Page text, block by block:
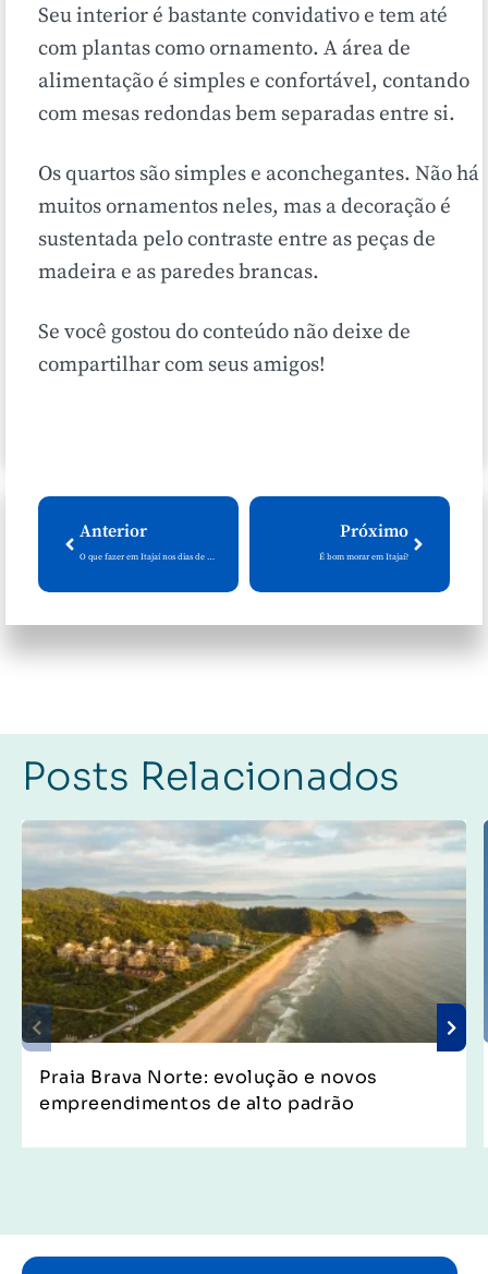
Seu interior é bastante convidativo e tem até
com plantas como ornamento. A área de
alimentação é simples e confortável, contando
com mesas redondas bem separadas entre si.
Os quartos são simples e aconchegantes. Não há
muitos ornamentos neles, mas a decoração é
sustentada pelo contraste entre as peças de
madeira e as paredes brancas.
Se você gostou do conteúdo não deixe de
compartilhar com seus amigos!
Anterior
O que fazer em Itajaí nos dias de chuva
Próximo
É bom morar em Itajaí?
Posts Relacionados
Praia Brava Norte: evolução e novos
empreendimentos de alto padrão